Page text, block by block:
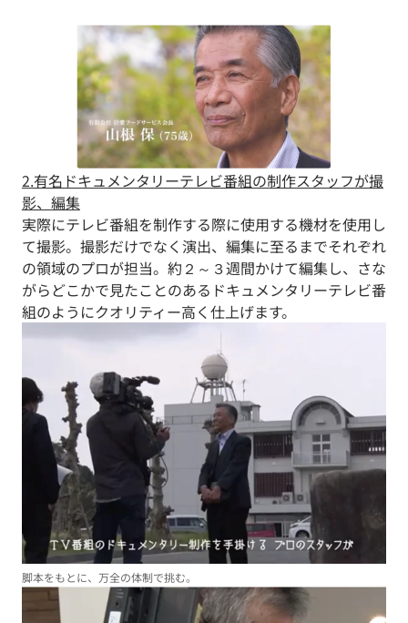
2.有名ドキュメンタリーテレビ番組の制作スタッフが撮
影、編集
実際にテレビ番組を制作する際に使用する機材を使用し
て撮影。撮影だけでなく演出、編集に至るまでそれぞれ
の領域のプロが担当。約２～３週間かけて編集し、さな
がらどこかで見たことのあるドキュメンタリーテレビ番
組のようにクオリティー高く仕上げます。
脚本をもとに、万全の体制で挑む。